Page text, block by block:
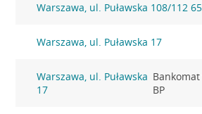
Warszawa, ul. Puławska 108/112 65
Warszawa, ul. Puławska 17
Warszawa, ul. Puławska
17
BP